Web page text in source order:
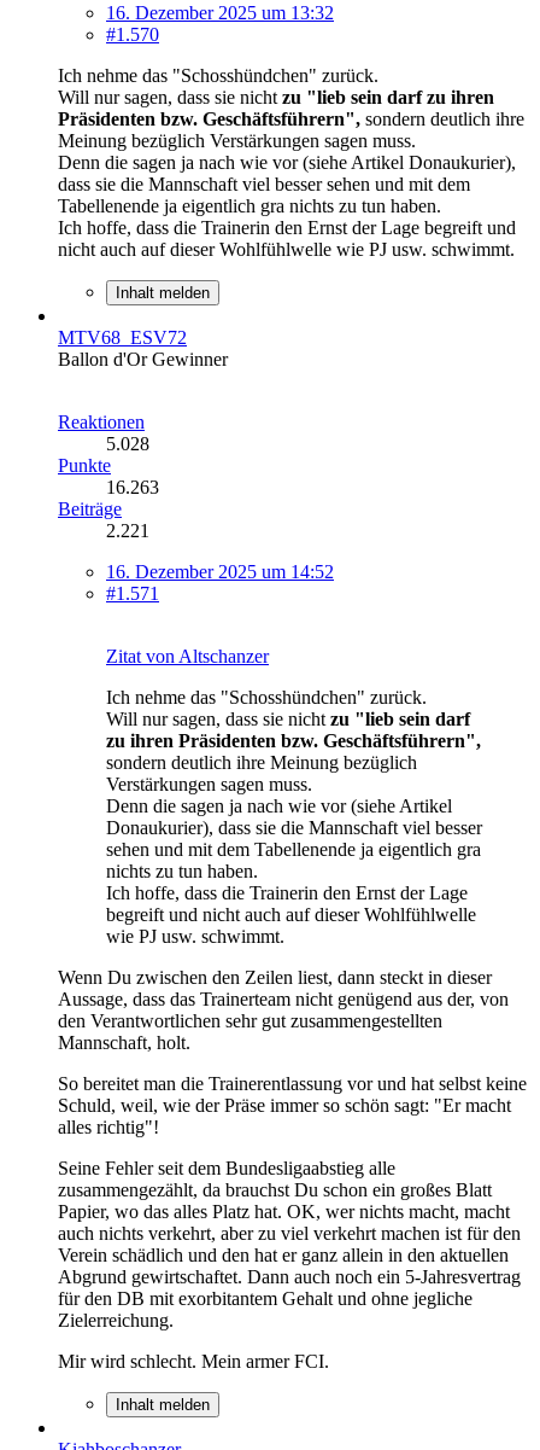
16. Dezember 2025 um 13:32
#1.570
Ich nehme das "Schosshündchen" zurück.
Will nur sagen, dass sie nicht zu "lieb sein darf zu ihren
Präsidenten bzw. Geschäftsführern", sondern deutlich ihre
Meinung bezüglich Verstärkungen sagen muss.
Denn die sagen ja nach wie vor (siehe Artikel Donaukurier),
dass sie die Mannschaft viel besser sehen und mit dem
Tabellenende ja eigentlich gra nichts zu tun haben.
Ich hoffe, dass die Trainerin den Ernst der Lage begreift und
nicht auch auf dieser Wohlfühlwelle wie PJ usw. schwimmt.
Inhalt melden
MTV68_ESV72
Ballon d'Or Gewinner
Reaktionen
5.028
Punkte
16.263
Beiträge
2.221
16. Dezember 2025 um 14:52
#1.571
Zitat von Altschanzer
Ich nehme das "Schosshündchen" zurück.
Will nur sagen, dass sie nicht zu "lieb sein darf
zu ihren Präsidenten bzw. Geschäftsführern",
sondern deutlich ihre Meinung bezüglich
Verstärkungen sagen muss.
Denn die sagen ja nach wie vor (siehe Artikel
Donaukurier), dass sie die Mannschaft viel besser
sehen und mit dem Tabellenende ja eigentlich gra
nichts zu tun haben.
Ich hoffe, dass die Trainerin den Ernst der Lage
begreift und nicht auch auf dieser Wohlfühlwelle
wie PJ usw. schwimmt.
Wenn Du zwischen den Zeilen liest, dann steckt in dieser
Aussage, dass das Trainerteam nicht genügend aus der, von
den Verantwortlichen sehr gut zusammengestellten
Mannschaft, holt.
So bereitet man die Trainerentlassung vor und hat selbst keine
Schuld, weil, wie der Präse immer so schön sagt: "Er macht
alles richtig"!
Seine Fehler seit dem Bundesligaabstieg alle
zusammengezählt, da brauchst Du schon ein großes Blatt
Papier, wo das alles Platz hat. OK, wer nichts macht, macht
auch nichts verkehrt, aber zu viel verkehrt machen ist für den
Verein schädlich und den hat er ganz allein in den aktuellen
Abgrund gewirtschaftet. Dann auch noch ein 5-Jahresvertrag
für den DB mit exorbitantem Gehalt und ohne jegliche
Zielerreichung.
Mir wird schlecht. Mein armer FCI.
Inhalt melden